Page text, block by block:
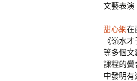
文藝表演
甜心網在
《嶺水
等多個文
課程的黌
中發明有